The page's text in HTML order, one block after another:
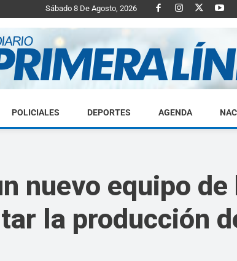
Sábado 8 De Agosto, 2026
Diario
POLICIALES DEPORTES AGENDA
nuevo equipo
la producción